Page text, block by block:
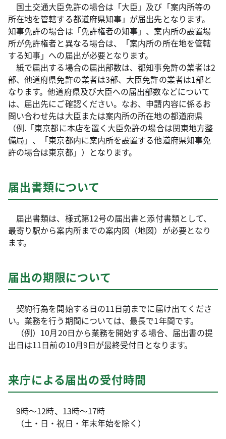
国土交通大臣免許の場合は「大臣」及び「案内所等の
所在地を管轄する都道府県知事」が届出先となります。
知事免許の場合は「免許権者の知事」、案内所の設置場
所が免許権者と異なる場合は、「案内所の所在地を管轄
する知事」への届出が必要となります。
紙で届出する場合の届出部数は、都知事免許の業者は2
部、他道府県免許の業者は3部、大臣免許の業者は1部と
なります。他道府県及び大臣への届出部数などについて
は、届出先にご確認ください。なお、申請内容に係るお
問い合わせ先は大臣または案内所の所在地の都道府県
（例.「東京都に本店を置く大臣免許の場合は関東地方整
備局」、「東京都内に案内所を設置する他道府県知事免
許の場合は東京都」）となります。
届出書類について
届出書類は、様式第12号の届出書と添付書類として、
最寄り駅から案内所までの案内図（地図）が必要となり
ます。
届出の期限について
契約行為を開始する日の11日前までに届け出てくださ
い。業務を行う期間については、最長で1年間です。
（例）10月20日から業務を開始する場合、届出書の提
出日は11日前の10月9日が最終受付日となります。
来庁による届出の受付時間
9時～12時、13時～17時
（土・日・祝日・年末年始を除く）